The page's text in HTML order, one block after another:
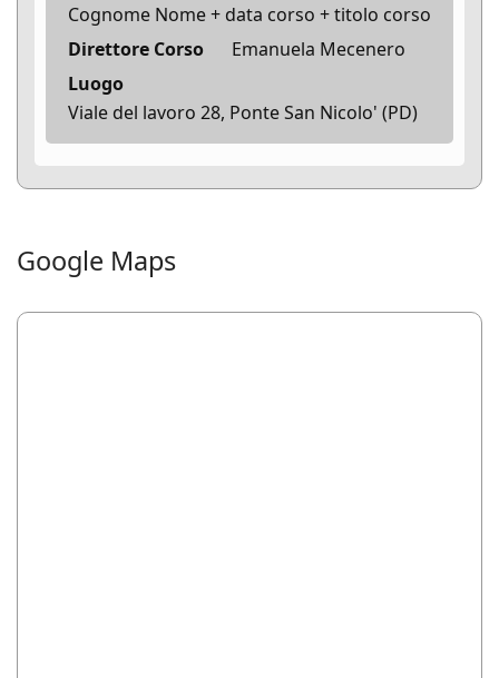
Cognome Nome + data corso + titolo corso
Direttore Corso
Emanuela Mecenero
Luogo
Viale del lavoro 28, Ponte San Nicolo' (PD)
Google Maps